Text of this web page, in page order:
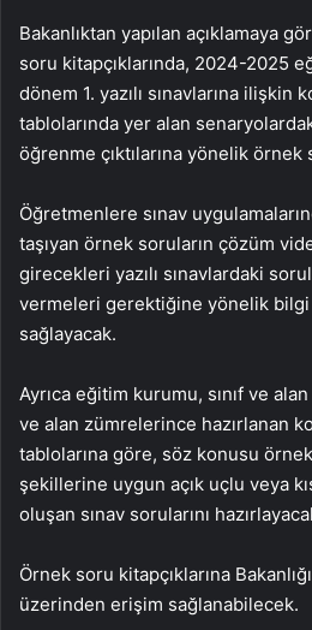
Bakanlıktan yapılan açıklamaya
soru kitapçıklarında, 2024-2025
dönem 1. yazılı sınavlarına ilişkin
tablolarında yer alan
öğrenme çıktılarına yönelik
Öğretmenlere sınav
taşıyan örnek soruların çözüm
girecekleri yazılı sınavlardaki
vermeleri gerektiğine yönelik bilgi
sağlayacak.
Ayrıca eğitim kurumu, sınıf ve
ve alan zümrelerince hazırlanan
tablolarına göre, söz konusu
şekillerine uygun açık uçlu veya
oluşan sınav sorularını
Örnek soru kitapçıklarına
üzerinden erişim sağlanabilecek.